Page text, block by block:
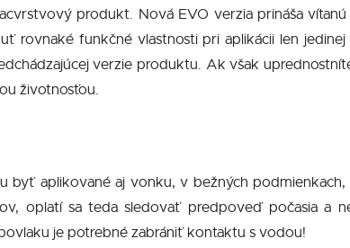
produkt. Nová EVO verzia prináša
rovnaké funkčné vlastnosti pri aplikácii len
verzie produktu. Ak však
životnosťou.
byť aplikované aj vonku, v bežných
oplatí sa teda sledovať predpoveď počasia a
je potrebné zabrániť kontaktu s vodou!